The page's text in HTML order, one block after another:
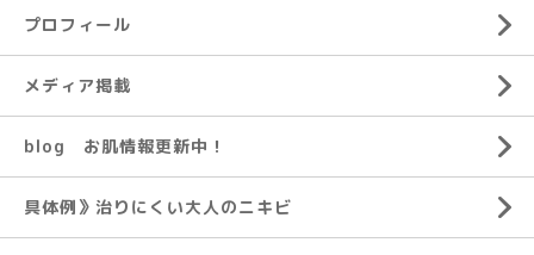
プロフィール
メディア掲載
blog お肌情報更新中！
具体例》治りにくい大人のニキビ